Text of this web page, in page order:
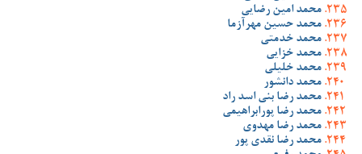
محمد امین رضایی
محمد حسین مهرآزما
محمد خدمتی
محمد خزایی
محمد خلیلی
محمد دانشور
محمد رضا بنی اسد راد
محمد رضا پورابراهیمی
محمد رضا مهدوی
محمد رضا نقدی پور